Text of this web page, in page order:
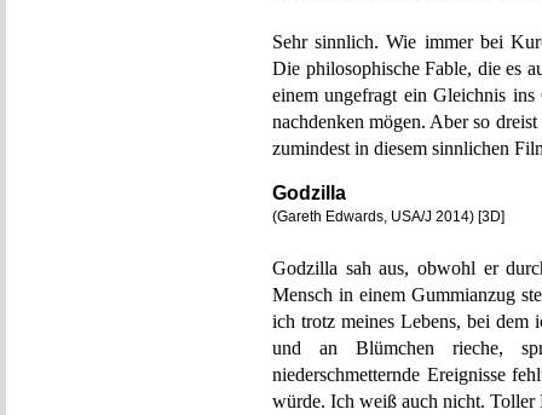
Sehr sinnlich. Wie immer bei
Die philosophische Fable, die es
einem ungefragt ein Gleichnis
nachdenken mögen. Aber so
zumindest in diesem sinnlichen
Godzilla
(Gareth Edwards, USA/J 2014) [3D]
Godzilla sah aus, obwohl er
Mensch in einem Gummianzug
ich trotz meines Lebens, bei dem
und an Blümchen rieche,
niederschmetternde Ereignisse
würde. Ich weiß auch nicht. Toller